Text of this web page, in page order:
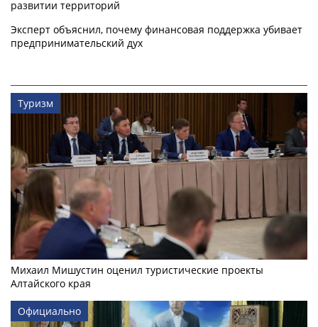
развитии территорий
Эксперт объяснил, почему финансовая поддержка убивает
предпринимательский дух
Туризм
Михаил Мишустин оценил туристические проекты
Алтайского края
Официально